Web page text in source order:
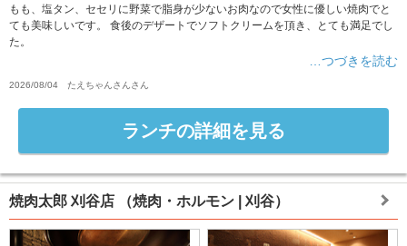
もも、塩タン、セセリに野菜で脂身が少ないお肉なので女性に優しい焼肉でと
ても美味しいです。 食後のデザートでソフトクリームを頂き、とても満足でし
た。
…つづきを読む
2026/08/04 たえちゃんさん さん
ランチの詳細を見る
焼肉太郎 刈谷店 （焼肉・ホルモン | 刈谷）